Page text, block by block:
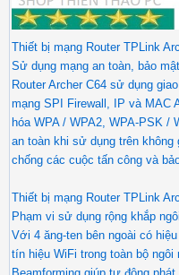
Thiết bị mạng Router TPLink
Sử dụng mạng an toàn, bảo
Router Archer C64 sử dụng
mạng SPI Firewall, IP và MAC
hóa WPA / WPA2, WPA-PSK /
an toàn khi sử dụng trên
chống các cuộc tấn công và
Thiết bị mạng Router TPLink
Phạm vi sử dụng rộng khắp
Với 4 ăng-ten bên ngoài có
tín hiệu WiFi trong toàn bộ